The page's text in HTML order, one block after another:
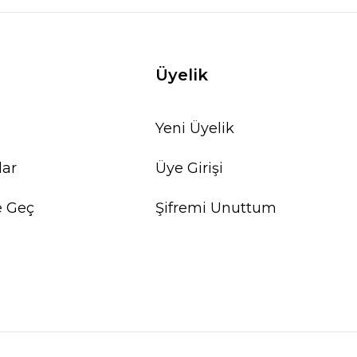
Geç
Üyelik
Yeni Üyelik
Üye Girişi
Şifremi Unuttum